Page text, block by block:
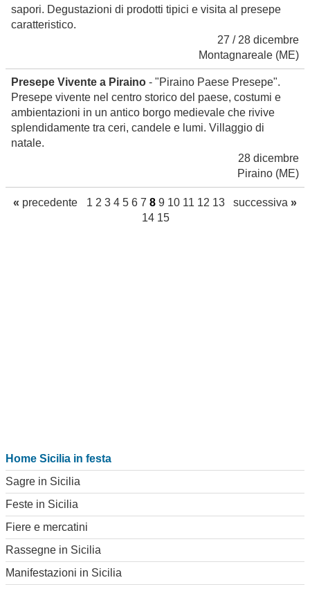
sapori. Degustazioni di prodotti tipici e visita al presepe
caratteristico.
27 / 28 dicembre
Montagnareale (ME)
Presepe Vivente a Piraino - "Piraino Paese Presepe".
Presepe vivente nel centro storico del paese, costumi e
ambientazioni in un antico borgo medievale che rivive
splendidamente tra ceri, candele e lumi. Villaggio di
natale.
28 dicembre
Piraino (ME)
« precedente 1 2 3 4 5 6 7 8 9 10 11 12 13
14 15
successiva »
Home Sicilia in festa
Sagre in Sicilia
Feste in Sicilia
Fiere e mercatini
Rassegne in Sicilia
Manifestazioni in Sicilia